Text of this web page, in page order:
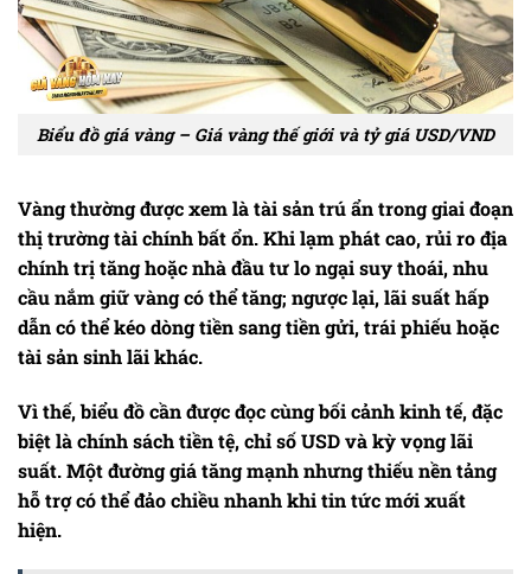
Biểu đồ giá vàng – Giá vàng thế giới và tỷ giá USD/VND
Vàng thường được xem là tài sản trú ẩn trong giai đoạn
thị trường tài chính bất ổn. Khi lạm phát cao, rủi ro địa
chính trị tăng hoặc nhà đầu tư lo ngại suy thoái, nhu
cầu nắm giữ vàng có thể tăng; ngược lại, lãi suất hấp
dẫn có thể kéo dòng tiền sang tiền gửi, trái phiếu hoặc
tài sản sinh lãi khác.
Vì thế, biểu đồ cần được đọc cùng bối cảnh kinh tế, đặc
biệt là chính sách tiền tệ, chỉ số USD và kỳ vọng lãi
suất. Một đường giá tăng mạnh nhưng thiếu nền tảng
hỗ trợ có thể đảo chiều nhanh khi tin tức mới xuất
hiện.